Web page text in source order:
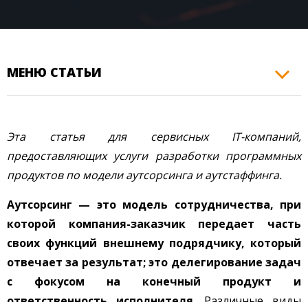
Эта статья для сервисных IT-компаний,
предоставляющих услуги разработки программных
продуктов по модели аутсорсинга и аутстаффинга.
Аутсорсинг — это модель сотрудничества, при
которой компания-заказчик передает часть
своих функций внешнему подрядчику, который
отвечает за результат; это делегирование задач
с фокусом на конечный продукт и
МЕНЮ СТАТЬИ